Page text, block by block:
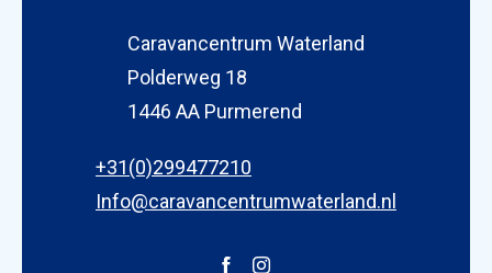
Caravancentrum Waterland
Polderweg 18
1446 AA Purmerend
+31(0)299477210
Info@caravancentrumwaterland.nl